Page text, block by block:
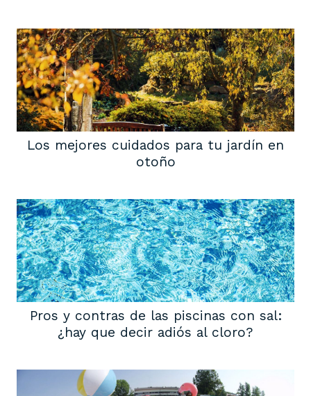
Los mejores cuidados para tu jardín en
otoño
Pros y contras de las piscinas con sal:
¿hay que decir adiós al cloro?